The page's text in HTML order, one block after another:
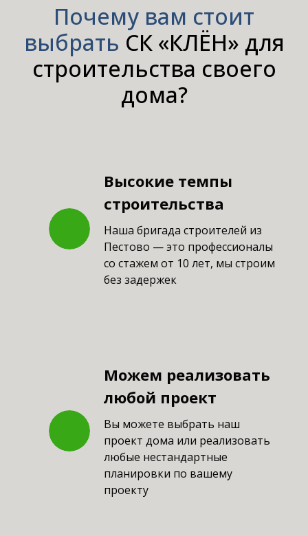
Почему вам стоит
выбрать СК «КЛЁН» для
строительства своего
дома?
Высокие темпы
строительства
Наша бригада строителей из
Пестово — это профессионалы
со стажем от 10 лет, мы строим
без задержек
Можем реализовать
любой проект
Вы можете выбрать наш
проект дома или реализовать
любые нестандартные
планировки по вашему
проекту